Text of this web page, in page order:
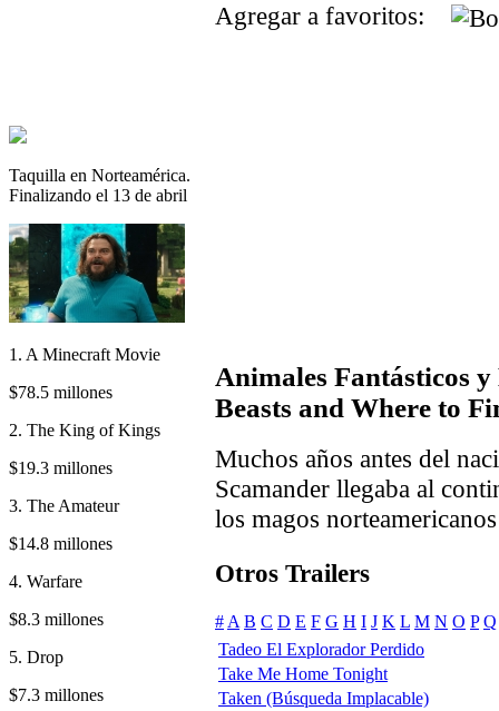
Taquilla en Norteamérica.
Finalizando el 13 de abril
1. A Minecraft Movie
$78.5 millones
2. The King of Kings
$19.3 millones
3. The Amateur
$14.8 millones
4. Warfare
$8.3 millones
5. Drop
$7.3 millones
Agregar a favoritos:
Animales Fantásticos
Beasts and Where to
Muchos años antes del
Scamander llegaba al
los magos
Otros Trailers
# A B C D E F G H I J K L M N O P Q
Tadeo El Explorador Perdido
Take Me Home Tonight
Taken (Búsqueda Implacable)